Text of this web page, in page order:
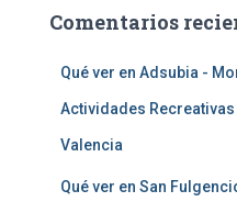
Comentarios
Qué ver en Adsubia -
Actividades Recreativas
Valencia
Qué ver en San